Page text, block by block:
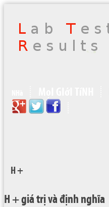
H +
H + giá trị và định nghĩa